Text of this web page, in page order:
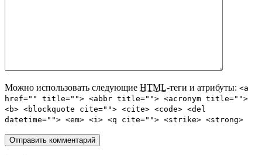
Можно использовать следующие HTML-теги и атрибуты: <a
href="" title=""> <abbr title=""> <acronym title="">
<b> <blockquote cite=""> <cite> <code> <del
datetime=""> <em> <i> <q cite=""> <strike> <strong>